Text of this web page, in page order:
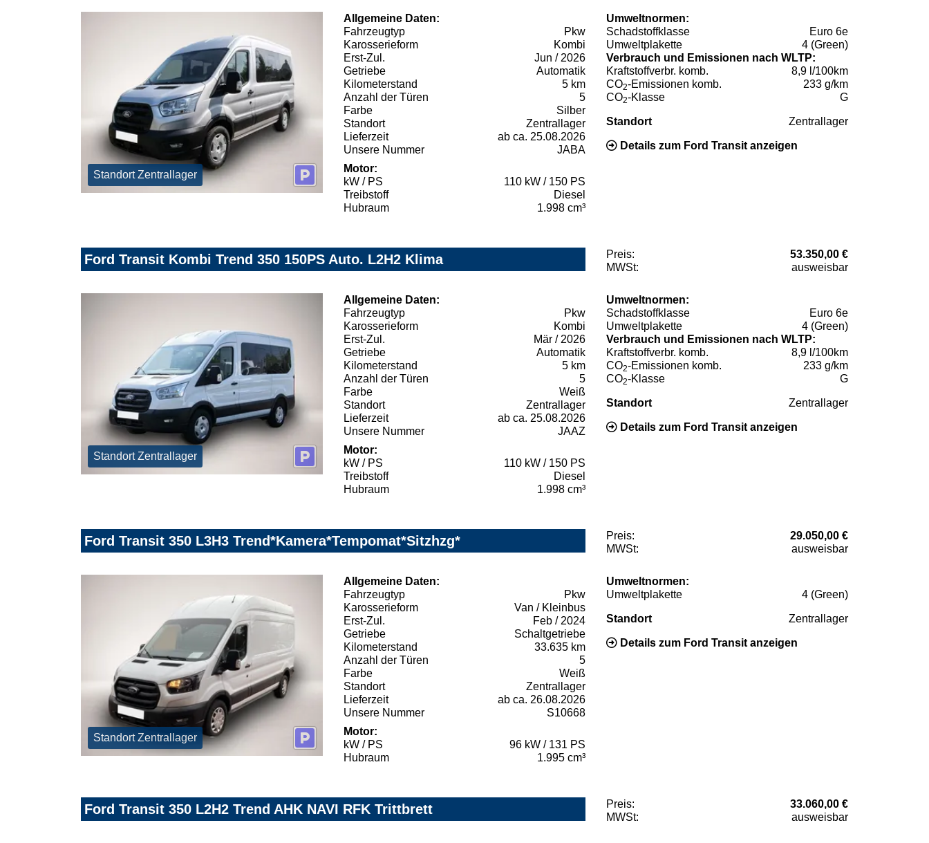
Standort Zentrallager
Allgemeine Daten:
Fahrzeugtyp
Pkw
Karosserieform
Kombi
Erst-Zul.
Jun / 2026
Getriebe
Automatik
Kilometerstand
5 km
Anzahl der Türen
5
Farbe
Silber
Standort
Zentrallager
Lieferzeit
ab ca. 25.08.2026
Unsere Nummer
JABA
Motor:
kW / PS
110 kW / 150 PS
Treibstoff
Diesel
Hubraum
1.998 cm³
Umweltnormen:
Schadstoffklasse
Euro 6e
Umweltplakette
4 (Green)
Verbrauch und Emissionen nach WLTP:
Kraftstoffverbr. komb.
8,9 l/100km
CO2-Emissionen komb.
233 g/km
CO2-Klasse G
Standort Zentrallager
Details zum Ford Transit anzeigen
Ford Transit Kombi Trend 350 150PS Auto. L2H2 Klima Preis:
53.350,00 €
MWSt:
ausweisbar
Standort Zentrallager
Allgemeine Daten:
Fahrzeugtyp
Pkw
Karosserieform
Kombi
Erst-Zul.
Mär / 2026
Getriebe
Automatik
Kilometerstand
5 km
Anzahl der Türen
5
Farbe
Weiß
Standort
Zentrallager
Lieferzeit
ab ca. 25.08.2026
Unsere Nummer
JAAZ
Motor:
kW / PS
110 kW / 150 PS
Treibstoff
Diesel
Hubraum
1.998 cm³
Umweltnormen:
Schadstoffklasse
Euro 6e
Umweltplakette
4 (Green)
Verbrauch und Emissionen nach WLTP:
Kraftstoffverbr. komb.
8,9 l/100km
CO2-Emissionen komb.
233 g/km
CO2-Klasse G
Standort Zentrallager
Details zum Ford Transit anzeigen
Ford Transit 350 L3H3 Trend*Kamera*Tempomat*Sitzhzg* Preis:
29.050,00 €
MWSt:
ausweisbar
Standort Zentrallager
Allgemeine Daten:
Fahrzeugtyp
Pkw
Karosserieform
Van / Kleinbus
Erst-Zul.
Feb / 2024
Getriebe
Schaltgetriebe
Kilometerstand
33.635 km
Anzahl der Türen
5
Farbe
Weiß
Standort
Zentrallager
Lieferzeit
ab ca. 26.08.2026
Unsere Nummer
S10668
Motor:
kW / PS
96 kW / 131 PS
Hubraum
1.995 cm³
Umweltnormen:
Umweltplakette
4 (Green)
Standort Zentrallager
Details zum Ford Transit anzeigen
Ford Transit 350 L2H2 Trend AHK NAVI RFK Trittbrett Preis:
33.060,00 €
MWSt:
ausweisbar